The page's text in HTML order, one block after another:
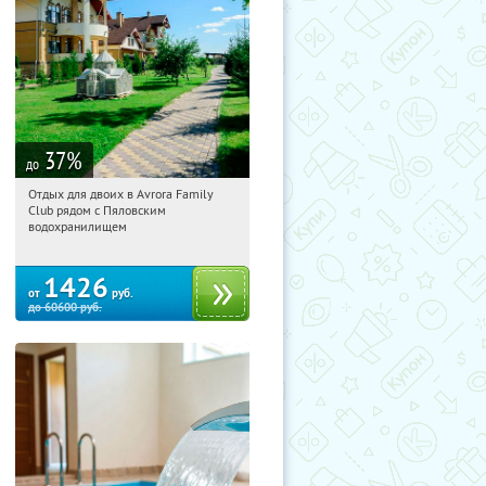
до 37%
20:23:44 Купили:
Московская обл., Мытищинский р-н,
Отдых для двоих в Avrora Family
Club рядом с Пяловским
водохранилищем
от 1426 руб.
до60600руб.